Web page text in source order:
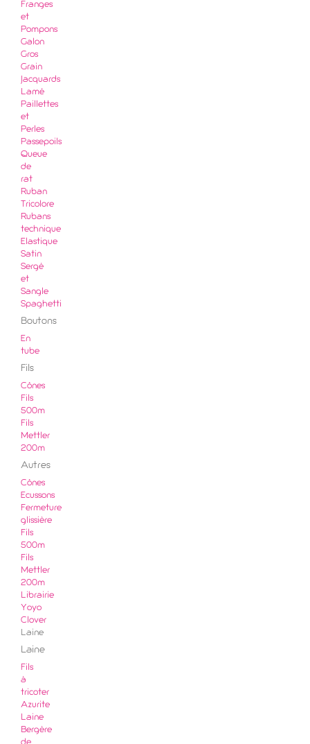
Franges
et
Pompons
Galon
Gros
Grain
Jacquards
Lamé
Paillettes
et
Perles
Passepoils
Queue
de
rat
Ruban
Tricolore
Rubans
technique
Elastique
Satin
Sergé
et
Sangle
Spaghetti
Boutons
En
tube
Fils
Cônes
Fils
500m
Fils
Mettler
200m
Autres
Cônes
Ecussons
Fermeture
glissière
Fils
500m
Fils
Mettler
200m
Librairie
Yoyo
Clover
Laine
Laine
Fils
à
tricoter
Azurite
Laine
Bergère